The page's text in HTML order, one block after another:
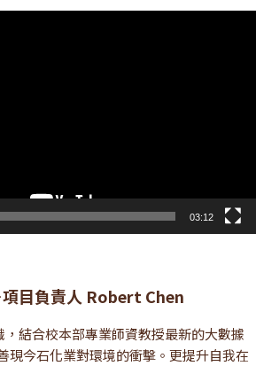
03:12
目負責人 Robert Chen
結合校本部專業師資教授最新的大數據
現今石化業對環境的衝擊。更提升自我在